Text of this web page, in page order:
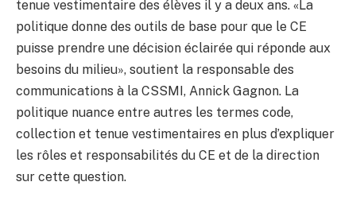
tenue vestimentaire des élèves il y a deux ans. «La
politique donne des outils de base pour que le CE
puisse prendre une décision éclairée qui réponde aux
besoins du milieu», soutient la responsable des
communications à la CSSMI, Annick Gagnon. La
politique nuance entre autres les termes code,
collection et tenue vestimentaires en plus d’expliquer
les rôles et responsabilités du CE et de la direction
sur cette question.